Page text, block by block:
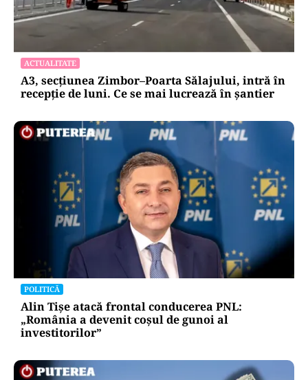
ACTUALITATE
A3, secțiunea Zimbor–Poarta Sălajului, intră în
recepție de luni. Ce se mai lucrează în șantier
POLITICĂ
Alin Tișe atacă frontal conducerea PNL:
„România a devenit coșul de gunoi al
investitorilor”